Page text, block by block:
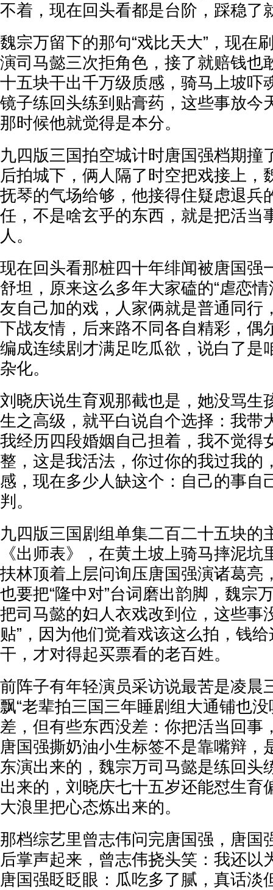
不着，现在回头看都是台阶，踩稳了
魏宗万留下的那句“戏比天大”，现在
演司马懿三次拒角色，接了就赔钱也
十五块干出千万级质感，骑马上坡吓
镜子练回头练到贴膏药，这些事放今
那时候他就觉得是本分。
九四版三国拍空城计时唐国强档期撞
后拍城下，俩人隔了时空把戏接上，
抚琴的气场给够，他接得住疑虑退兵
任，不是啥玄乎的东西，就是把活当
人。
现在回头看那桩四十年绯闻被唐国强
舒坦，原来这么多年大家磕的“虐恋
友自己加的戏，人家俩就是普通同行
下战友情，后来路不同各自精彩，偶
编成连续剧才满足吃瓜欲，说白了是
杂化。
刘晓庆说生育观那截也是，她没骂生
生之高级，就平白说自个选择：我带
我经历四段婚姻自己担着，我不觉得
整，这是我活法，你过你的我过我的
感，现在多少人缺这个：自己的事自
判。
九四版三国剧组单集二百二十五块的
《出师表》，在黄土坡上骑马摔泥
扶林顶着上层问询压唐国强演诸葛亮
也要把“隆中对”台词磨出韵脚，魏宗
把司马懿的妇人衣戏改到位，这些事
贴”，因为他们觉着戏该这么拍，钱
干，才对得起买票看的老百姓。
前阵子有年轻演员采访说最苦是凌晨
飘“老辈拍三国三年睡剧组大通铺也
差，但有些东西没差：你把活当回事
唐国强撕奶油小生标签不是靠嘴辩，
东演出来的，魏宗万司马懿是练回头
出来的，刘晓庆七十五岁还能怼生育
大浪里把心态炼出来的。
那档综艺里曾志伟问完唐国强，唐国
后掌声起来，曾志伟挠头笑：我还以
唐国强眨眨眼：瓜吃多了腻，真话淡